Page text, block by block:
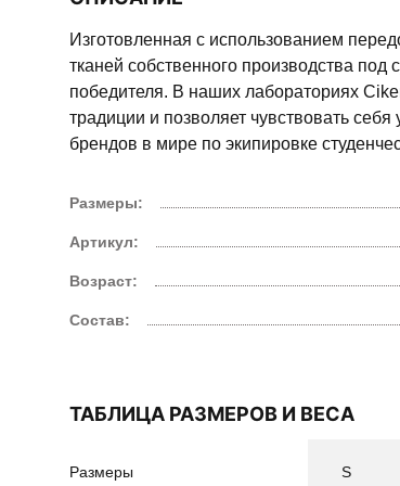
Изготовленная с использованием
тканей собственного производства
победителя. В наших лабораториях
традиции и позволяет чувствовать
брендов в мире по экипировке
Размеры:
Артикул:
Возраст:
Состав:
ТАБЛИЦА РАЗМЕРОВ И ВЕСА
Размеры S